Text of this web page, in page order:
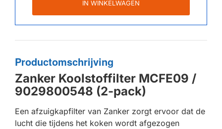
IN WINKELWAGEN
Productomschrijving
Zanker Koolstoffilter MCFE09 /
9029800548 (2-pack)
Een afzuigkapfilter van Zanker zorgt ervoor dat de
lucht die tijdens het koken wordt afgezogen